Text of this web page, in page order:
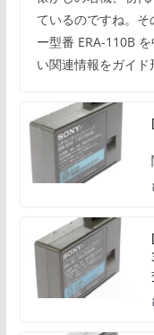
ているのですね。
ー型番 ERA-110B
い関連情報をガイ